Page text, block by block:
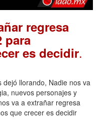
regresa
para
es decidir.
llorando, Nadie nos va
nuevos personajes y
va a extrañar regresa
que crecer es decidir